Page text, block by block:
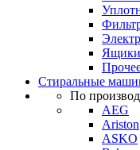
Ящики
Стиральные
По
AEG
Ariston
ASKO